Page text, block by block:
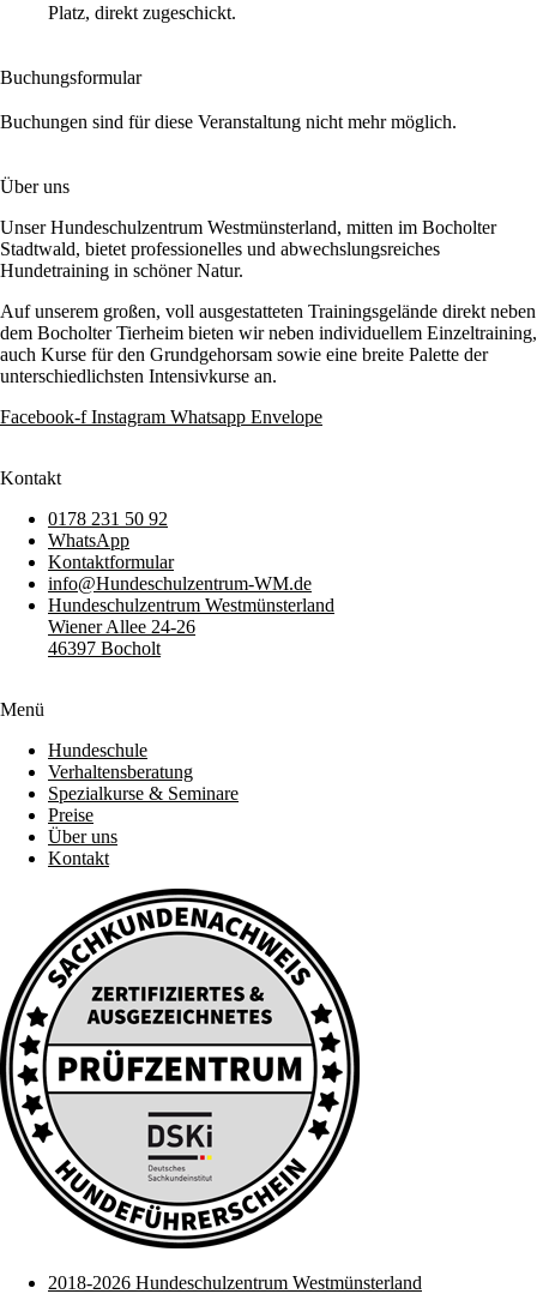
Platz, direkt zugeschickt.
Buchungsformular
Buchungen sind für diese Veranstaltung nicht mehr möglich.
Über uns
Unser Hundeschulzentrum Westmünsterland, mitten im Bocholter
Stadtwald, bietet professionelles und abwechslungsreiches
Hundetraining in schöner Natur.
Auf unserem großen, voll ausgestatteten Trainingsgelände direkt neben
dem Bocholter Tierheim bieten wir neben individuellem Einzeltraining,
auch Kurse für den Grundgehorsam sowie eine breite Palette der
unterschiedlichsten Intensivkurse an.
Facebook-f Instagram Whatsapp Envelope
Kontakt
0178 231 50 92
WhatsApp
Kontaktformular
info@Hundeschulzentrum-WM.de
Hundeschulzentrum Westmünsterland
Wiener Allee 24-26
46397 Bocholt
Menü
Hundeschule
Verhaltensberatung
Spezialkurse & Seminare
Preise
Über uns
Kontakt
2018-2026 Hundeschulzentrum Westmünsterland